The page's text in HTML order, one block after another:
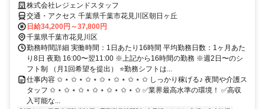
株式会社レジェンドスタッフ
交通・アクセス 千葉県千葉市花見川区朝日ヶ丘
日給34,200円～37,800円
千葉県千葉市花見川区
勤務時間詳細 実働時間：1日あたり16時間 平均勤務日数：1ヶ月あた
り8日 夜勤 16:00〜翌11:00 ※上記から16時間の勤務 ※週2日〜のシ
フト制 （月1回希望を提出） ⭐勤務シフトは...
仕事内容 ✩ ⋆ ✩ ⋆ ✩ ⋆ ✩ ⋆ ✩ ⋆ ✩ ⋆ ✩ しっかり稼げる♪ 夜間や介護ス
タッフ ✩ ⋆ ✩ ⋆ ✩ ⋆ ✩ ⋆ ✩ ⋆ ✩ ⋆ ✩ ✅業界最高水準の環境！ ✅高収
入可能な...